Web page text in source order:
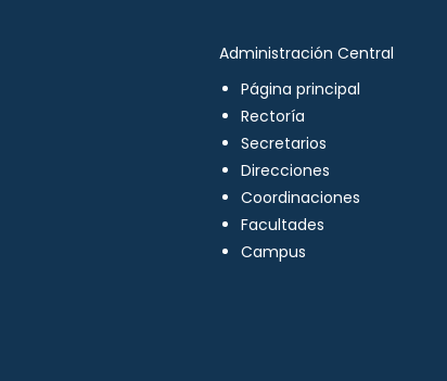
Administración Central
Página principal
Rectoría
Secretarios
Direcciones
Coordinaciones
Facultades
Campus